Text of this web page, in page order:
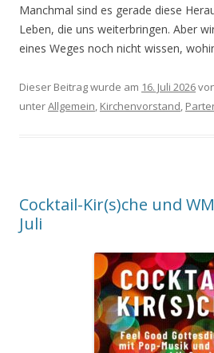
Manchmal sind es gerade diese
Leben, die uns weiterbringen. Aber
eines Weges noch nicht wissen,
Dieser Beitrag wurde am 16. Juli 2026
unterAllgemein, Kirchenvorstand,
Cocktail-Kir(s)che und
Juli